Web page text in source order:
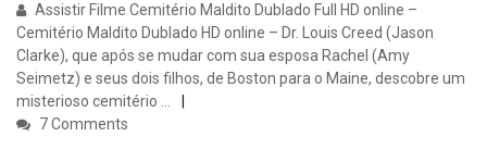
Assistir Filme Cemitério Maldito Dublado Full HD online –
Cemitério Maldito Dublado HD online – Dr. Louis Creed (Jason
Clarke), que após se mudar com sua esposa Rachel (Amy
Seimetz) e seus dois filhos, de Boston para o Maine, descobre um
misterioso cemitério …
7 Comments